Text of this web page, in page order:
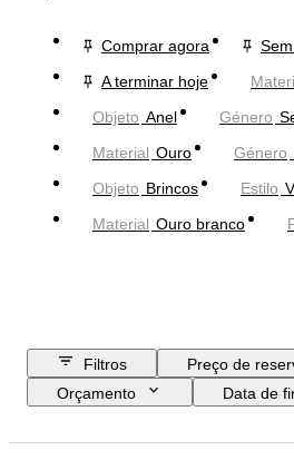
Comprar agora
A terminar hoje
Objeto Anel Género
Material Ouro Género
Objeto Brincos Estilo
Material Ouro branco
Filtros
Preço de
Orçamento
Data de